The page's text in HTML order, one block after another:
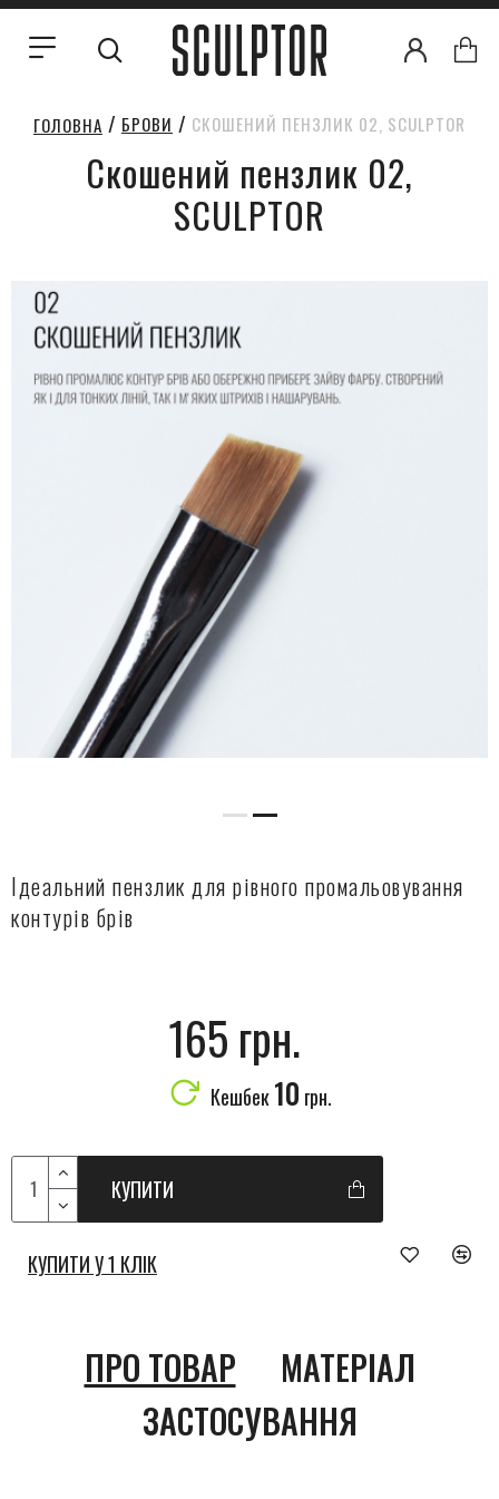
ГОЛОВНА БРОВИ СКОШЕНИЙ ПЕНЗЛИК 02, SCULPTOR
Скошений пензлик 02,
SCULPTOR
Ідеальний пензлик для рівного промальовування
контурів брів
165 грн.
Кешбек10 грн.
КУПИТИ
КУПИТИ У 1 КЛІК
ПРО ТОВАР
МАТЕРІАЛ
ЗАСТОСУВАННЯ